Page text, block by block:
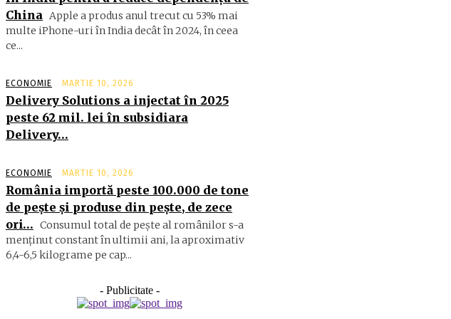
China Apple a produs anul trecut cu 53% mai
multe iPhone-uri în India decât în 2024, în ceea
ce...
ECONOMIE MARTIE 10, 2026
Delivery Solutions a injectat în 2025
peste 62 mil. lei în subsidiara
Delivery…
ECONOMIE MARTIE 10, 2026
România importă peste 100.000 de tone
de peşte şi produse din peşte, de zece
ori… Consumul total de peşte al ro­mâ­nilor s-a
menţinut constant în ul­timii ani, la aproximativ
6,4-6,5 ki­lograme pe cap...
- Publicitate -